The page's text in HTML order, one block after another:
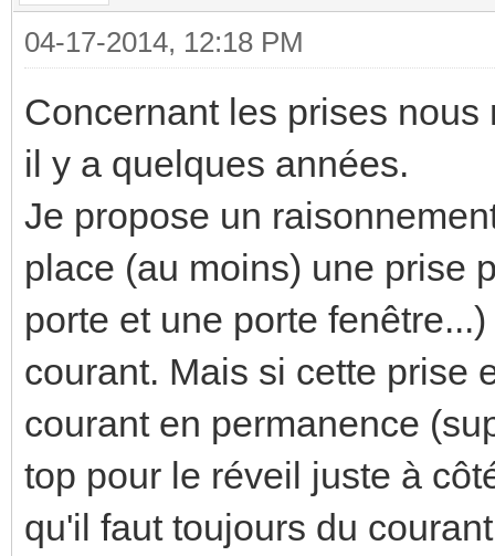
04-17-2014, 12:18 PM
Concernant les prises
il y a quelques années.
Je propose un
place (au moins) une prise
porte et une porte
courant. Mais si cette prise
courant en permanence
top pour le réveil juste à
qu'il faut toujours du